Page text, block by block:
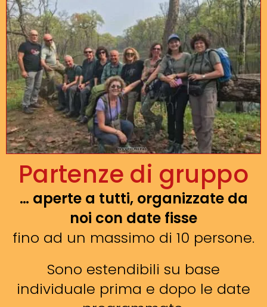
Partenze di gruppo
… aperte a tutti, organizzate da
noi con date fisse
fino ad un massimo di 10 persone.
Sono estendibili su base
individuale prima e dopo le date